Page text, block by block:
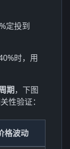
定投到
时，用
期，下图
性验证：
格波动